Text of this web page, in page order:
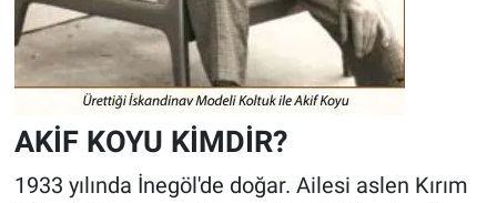
AKİF KOYU KİMDİR?
1933 yılında İnegöl'de doğar. Ailesi aslen Kırım